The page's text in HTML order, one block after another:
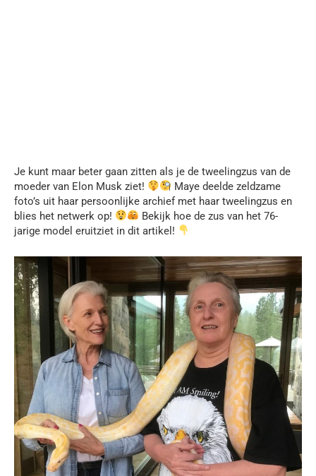
Je kunt maar beter gaan zitten als je de tweelingzus van de
moeder van Elon Musk ziet!
Maye deelde zeldzame
foto’s uit haar persoonlijke archief met haar tweelingzus en
blies het netwerk op!
Bekijk hoe de zus van het 76-
jarige model eruitziet in dit artikel!